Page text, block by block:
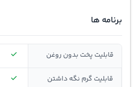
برنامه ها
قابلیت پخت بدون روغن
قابلیت گرم نگه داشتن